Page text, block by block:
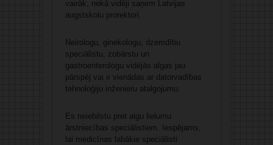
vairāk, nekā vidēji saņem Latvijas
augstskolu prorektori.
Neirologu, ginekologu, dzemdību
speciālistu, zobārstu un
gastroenterologu vidējās algas jau
pārspēj vai ir vienādas ar datorvadības
tehnoloģiju inženieru atalgojumu.
Es neiebilstu pret algu lielumu
ārstniecības speciālistiem. Iespējams,
lai medicīnas labākie speciālisti